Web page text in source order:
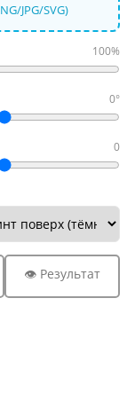
Фото 8
JPG/SVG)
100%
0°
0
👁 Результат